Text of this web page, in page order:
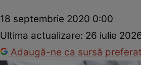
18 septembrie 2020 0:00
Ultima actualizare: 26 iulie
Adaugă-ne ca sursă